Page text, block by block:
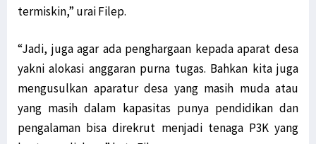
termiskin,” urai Filep.
“Jadi, juga agar ada penghargaan kepada aparat desa
yakni alokasi anggaran purna tugas. Bahkan kita juga
mengusulkan aparatur desa yang masih muda atau
yang masih dalam kapasitas punya pendidikan dan
pengalaman bisa direkrut menjadi tenaga P3K yang